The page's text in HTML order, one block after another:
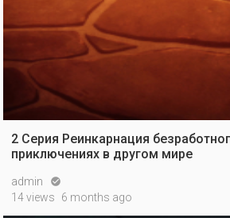
2 Серия Реинкарнация
приключениях в другом мире
admin 
14 views 6 months ago